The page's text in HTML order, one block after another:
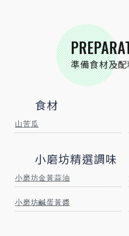
準備食材及配
食材
山苦瓜
小磨坊精選調味
小磨坊金黃蒜油
小磨坊鹹蛋黃醬
STEP BY STEP
跟著步驟一起做料理
STEP01
食材準備